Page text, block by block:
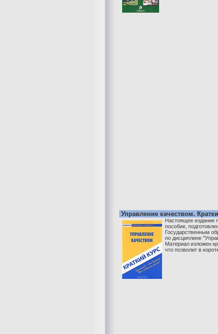
Управление качеством.
Настоящее издание
пособие,
Государственным
по дисциплине
Материал изложен
что позволит в